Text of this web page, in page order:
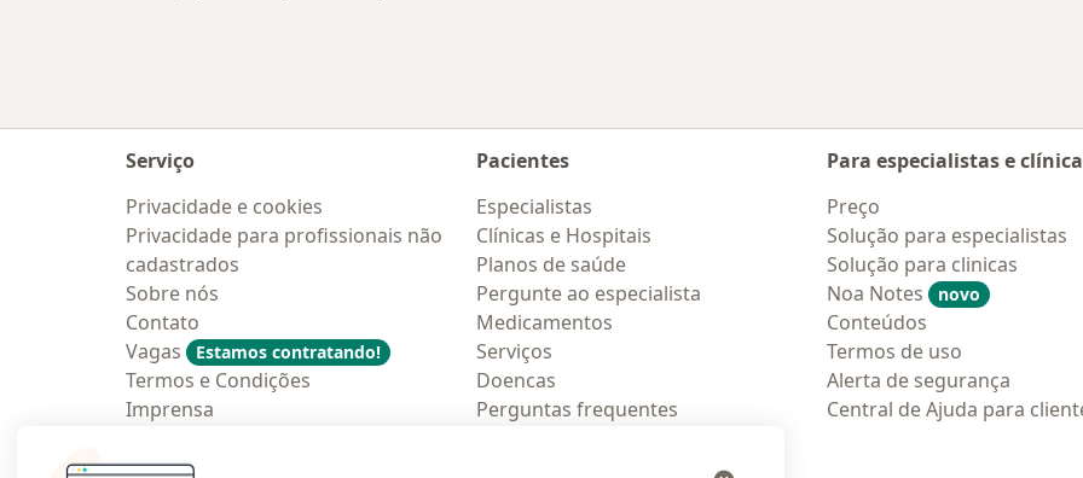
Serviço
Privacidade e cookies
Privacidade para profissionais não
cadastrados
Sobre nós
Contato
Vagas
Estamos contratando!
Termos e Condições
Imprensa
Pacientes
Especialistas
Clínicas e Hospitais
Planos de saúde
Pergunte ao especialista
Medicamentos
Serviços
Doencas
Perguntas frequentes
Para especialistas e
Preço
Solução para especialistas
Solução para clinicas
Noa Notes
novo
Conteúdos
Termos de uso
Alerta de segurança
Central de Ajuda para